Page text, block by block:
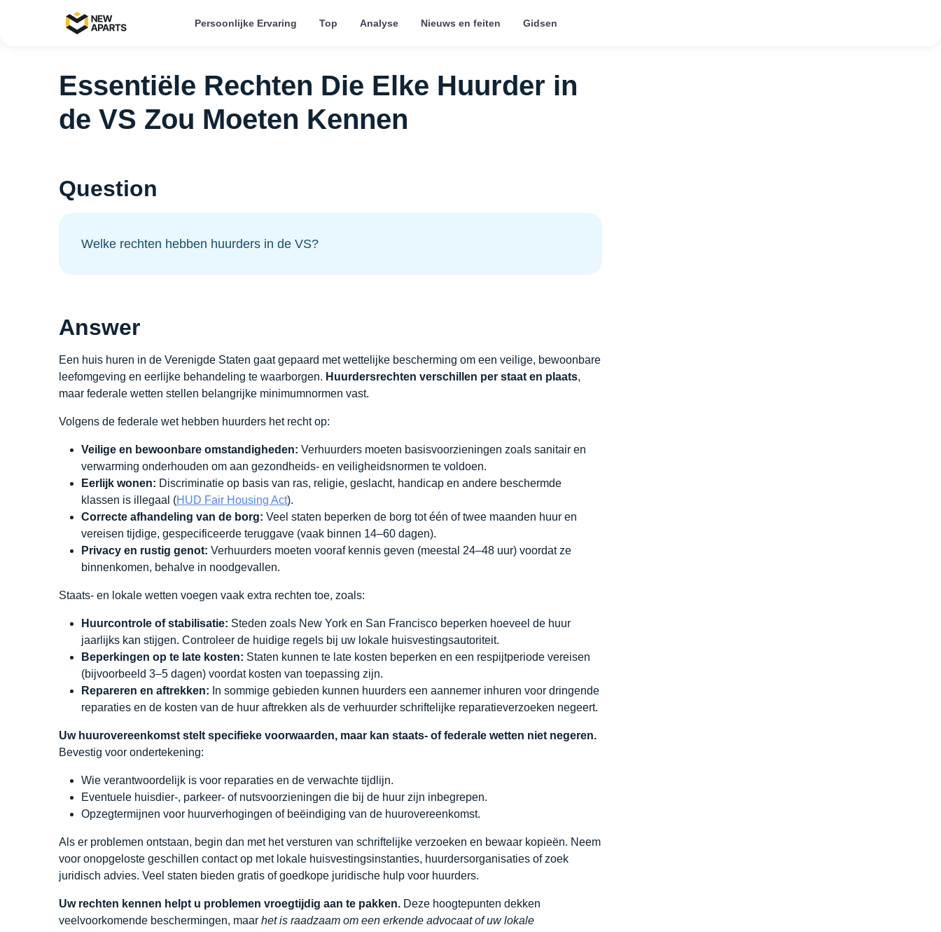
Persoonlijke Ervaring Top Analyse Nieuws en feiten Gidsen
Essentiële Rechten Die Elke Huurder in
de VS Zou Moeten Kennen
Question
Welke rechten hebben huurders in de VS?
Answer
Een huis huren in de Verenigde Staten gaat gepaard met wettelijke bescherming om een veilige, bewoonbare
leefomgeving en eerlijke behandeling te waarborgen. Huurdersrechten verschillen per staat en plaats,
maar federale wetten stellen belangrijke minimumnormen vast.
Volgens de federale wet hebben huurders het recht op:
Veilige en bewoonbare omstandigheden: Verhuurders moeten basisvoorzieningen zoals sanitair en
verwarming onderhouden om aan gezondheids- en veiligheidsnormen te voldoen.
Eerlijk wonen: Discriminatie op basis van ras, religie, geslacht, handicap en andere beschermde
klassen is illegaal (HUD Fair Housing Act).
Correcte afhandeling van de borg: Veel staten beperken de borg tot één of twee maanden huur en
vereisen tijdige, gespecificeerde teruggave (vaak binnen 14–60 dagen).
Privacy en rustig genot: Verhuurders moeten vooraf kennis geven (meestal 24–48 uur) voordat ze
binnenkomen, behalve in noodgevallen.
Staats- en lokale wetten voegen vaak extra rechten toe, zoals:
Huurcontrole of stabilisatie: Steden zoals New York en San Francisco beperken hoeveel de huur
jaarlijks kan stijgen. Controleer de huidige regels bij uw lokale huisvestingsautoriteit.
Beperkingen op te late kosten: Staten kunnen te late kosten beperken en een respijtperiode vereisen
(bijvoorbeeld 3–5 dagen) voordat kosten van toepassing zijn.
Repareren en aftrekken: In sommige gebieden kunnen huurders een aannemer inhuren voor dringende
reparaties en de kosten van de huur aftrekken als de verhuurder schriftelijke reparatieverzoeken negeert.
Uw huurovereenkomst stelt specifieke voorwaarden, maar kan staats- of federale wetten niet negeren.
Bevestig voor ondertekening:
Wie verantwoordelijk is voor reparaties en de verwachte tijdlijn.
Eventuele huisdier-, parkeer- of nutsvoorzieningen die bij de huur zijn inbegrepen.
Opzegtermijnen voor huurverhogingen of beëindiging van de huurovereenkomst.
Als er problemen ontstaan, begin dan met het versturen van schriftelijke verzoeken en bewaar kopieën. Neem
voor onopgeloste geschillen contact op met lokale huisvestingsinstanties, huurdersorganisaties of zoek
juridisch advies. Veel staten bieden gratis of goedkope juridische hulp voor huurders.
Uw rechten kennen helpt u problemen vroegtijdig aan te pakken. Deze hoogtepunten dekken
veelvoorkomende beschermingen, maar het is raadzaam om een erkende advocaat of uw lokale